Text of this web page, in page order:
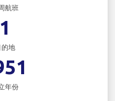
航班
1
的地
年份